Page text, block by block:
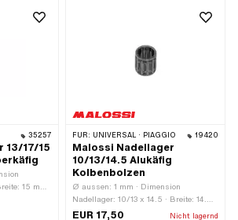
35257
13/17/15
15 mm
FÜR: UNIVERSAL · PIAGGIO 19420
Malossi Nadellager
10/13/14.5 Alukäfig
Kolbenbolzen
Ø aussen: 1 mm · Dimension
Nadellager: 10/13 x 14.5 · Breite: 14.5
mm · Hersteller: Malossi · Lagerkäfig:
EUR 17,50 Nicht lagernd